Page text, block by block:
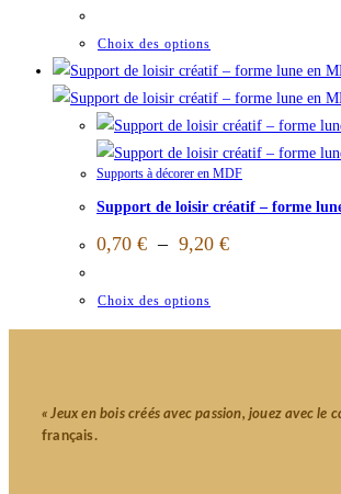
Choix des options
Supports à décorer en MDF
Support de loisir créatif – forme
0,70 € – 9,20 €
Choix des options
« Jeux en bois créés avec passion, jouez avec le
français.